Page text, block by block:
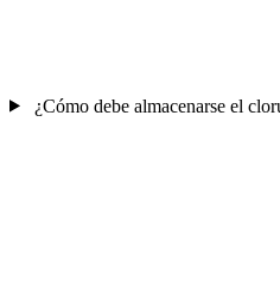
¿Cómo debe almacenarse el